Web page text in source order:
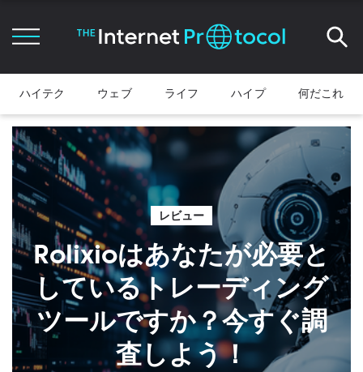
ハイテク ウェブ ライフ ハイプ 何だこれ
レビュー
Rolixioはあなたが必要と
しているトレーディング
ツールですか？今すぐ調
査しよう！